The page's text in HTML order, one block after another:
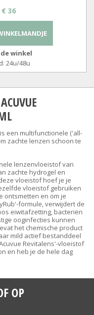
€ 36
winkel
24u/48u
een multifunctionele ('all-
zachte lenzen schoon te
lenzenvloeistof van
zachte hydrogel en
vloeistof hoef je je
vloeistof gebruiken
ontsmetten en om je
formule, verwijdert de
eiwitafzetting, bacteriën
ooginfecties kunnen
het chemische product
mild actief bestanddeel
Revitalens'-vloeistof
en heb je de hele dag
OP